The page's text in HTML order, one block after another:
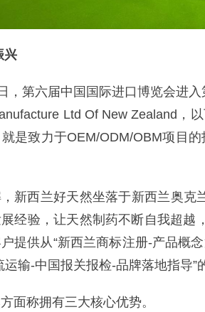
兴
，第六届中国国际进口博览会进
Ltd Of New Zealand，
是致力于OEM/ODM/OBM项目
新西兰好天然坐落于新西兰奥克
经验，让天然制药不断自我超越
提供从“新西兰商标注册-产品概
运输-中国报关报检-品牌落地指导”
面称拥有三大核心优势。